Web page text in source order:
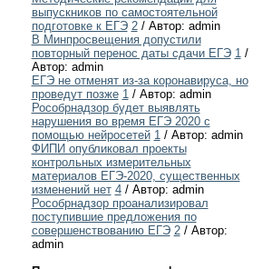
выпускников по самостоятельной
подготовке к ЕГЭ 2/ Автор: admin
В Минпросвещения допустили
повторный перенос даты сдачи ЕГЭ 1/
Автор: admin
ЕГЭ не отменят из-за коронавируса, но
проведут позже 1/ Автор: admin
Рособрнадзор будет выявлять
нарушения во время ЕГЭ 2020 с
помощью нейросетей 1/ Автор: admin
ФИПИ опубликовал проекты
контрольных измерительных
материалов ЕГЭ-2020, существенных
изменений нет 4/ Автор: admin
Рособрнадзор проанализировал
поступившие предложения по
совершенствованию ЕГЭ 2/ Автор:
admin